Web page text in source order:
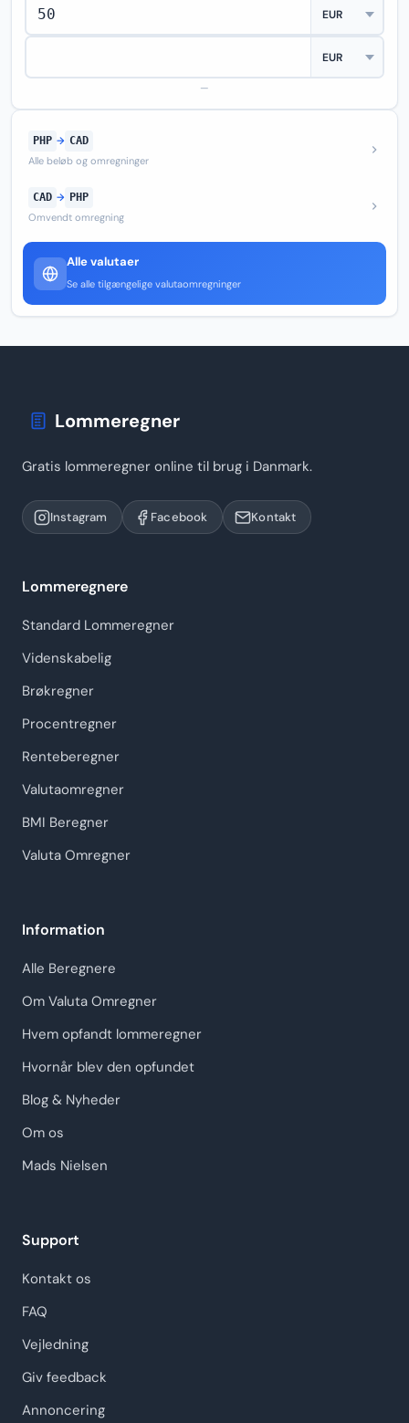
—
PHP → CAD
Alle beløb og omregninger
CAD → PHP
Omvendt omregning
Alle valutaer
Se alle tilgængelige valutaomregninger
Lommeregner
Gratis lommeregner online til brug i Danmark.
Instagram Facebook Kontakt
Lommeregnere
Standard Lommeregner
Videnskabelig
Brøkregner
Procentregner
Renteberegner
Valutaomregner
BMI Beregner
Valuta Omregner
Information
Alle Beregnere
Om Valuta Omregner
Hvem opfandt lommeregner
Hvornår blev den opfundet
Blog & Nyheder
Om os
Mads Nielsen
Support
Kontakt os
FAQ
Vejledning
Giv feedback
Annoncering